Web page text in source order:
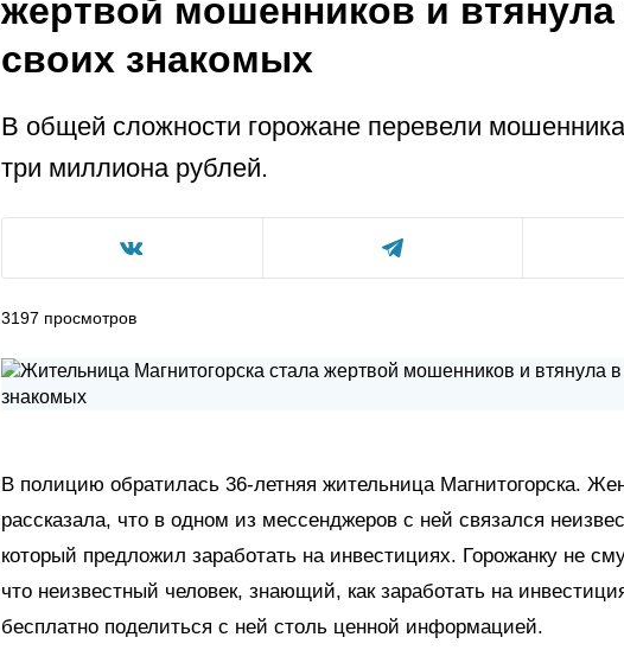
жертвой мошенников и
своих знакомых
В общей сложности горожане перевели
три миллиона рублей.
3197 просмотров
В полицию обратилась 36-летняя жительница Магнитогорска.
рассказала, что в одном из мессенджеров с ней связался
который предложил заработать на инвестициях. Горожанку не
что неизвестный человек, знающий, как заработать на
бесплатно поделиться с ней столь ценной информацией.